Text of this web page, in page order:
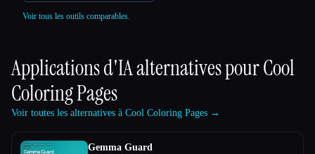
Voir tous les outils comparables.
Applications d'IA alternatives pourCool
Coloring Pages
Voir toutes les alternatives à Cool Coloring Pages →
Gemma Guard